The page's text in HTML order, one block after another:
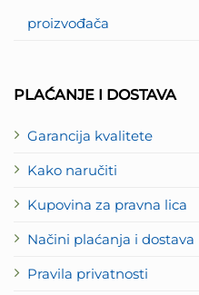
proizvođača
PLAĆANJE I DOSTAVA
Garancija kvalitete
Kako naručiti
Kupovina za pravna lica
Načini plaćanja i dostava
Pravila privatnosti